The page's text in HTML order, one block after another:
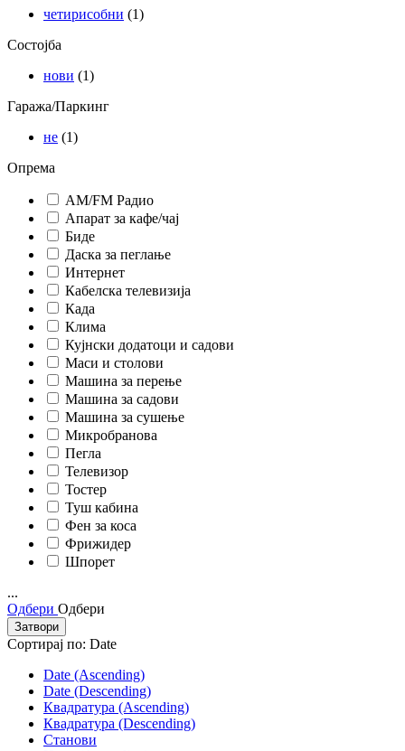
четирисобни (1)
Состојба
нови (1)
Гаража/Паркинг
не (1)
Опрема
AM/FM Радио
Апарат за кафе/чај
Биде
Даска за пеглање
Интернет
Кабелска телевизија
Када
Клима
Кујнски додатоци и садови
Маси и столови
Машина за перење
Машина за садови
Машина за сушење
Микробранова
Пегла
Телевизор
Тостер
Туш кабина
Фен за коса
Фрижидер
Шпорет
...
Одбери Одбери
Затвори
Сортирај по: Date
Date (Ascending)
Date (Descending)
Квадратура (Ascending)
Квадратура (Descending)
Станови